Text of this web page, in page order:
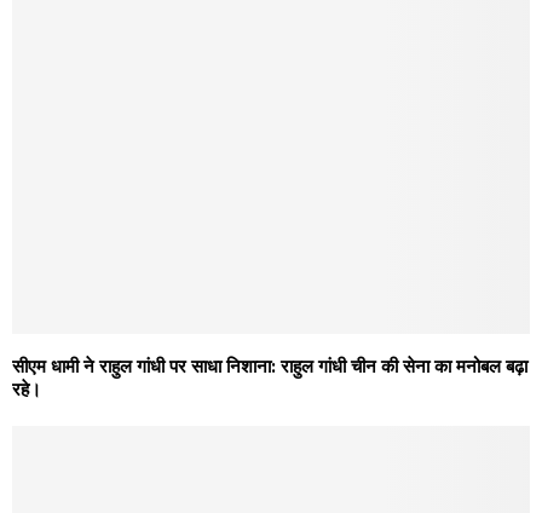
सीएम धामी ने राहुल गांधी पर साधा निशाना: राहुल गांधी चीन की सेना का मनोबल बढ़ा
रहे।